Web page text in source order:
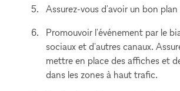
Assurez-vous d'avoir un bon
Promouvoir l'événement par le
sociaux et d'autres canaux.
mettre en place des affiches et
dans les zones à haut trafic.